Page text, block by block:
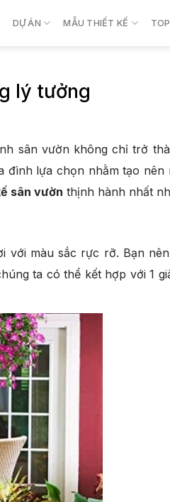
DỰ ÁN MẪU THIẾT KẾ
lý tưởng
sân vườn không chỉ trở
lựa chọn nhằm tạo nên
sân vườn thịnh hành nhất
với màu sắc rực rỡ. Bạn
ta có thể kết hợp với 1